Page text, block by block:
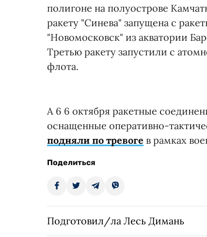
полигоне на полуострове
ракету "Синева" запущена с
"Новомосковск" из акватории
Третью ракету запустили с
флота.
А 6 6 октября ракетные
оснащенные оперативно-
подняли по тревоге в рамках
Поделиться
Подготовил/ла Лесь Димань